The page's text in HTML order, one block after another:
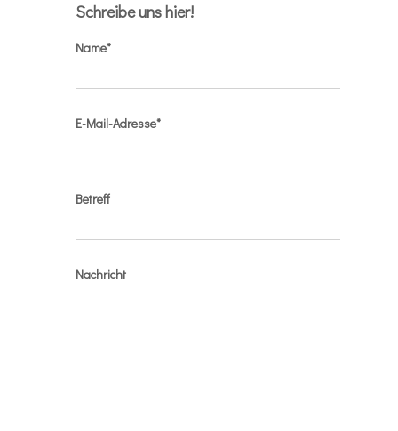
Schreibe uns hier!
Name*
E-Mail-Adresse*
Betreff
Nachricht